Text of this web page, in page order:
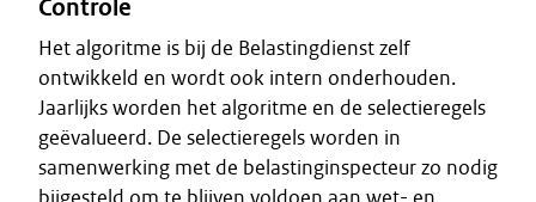
Controle
Het algoritme is bij de Belastingdienst zelf
ontwikkeld en wordt ook intern onderhouden.
Jaarlijks worden het algoritme en de selectieregels
geëvalueerd. De selectieregels worden in
samenwerking met de belastinginspecteur zo nodig